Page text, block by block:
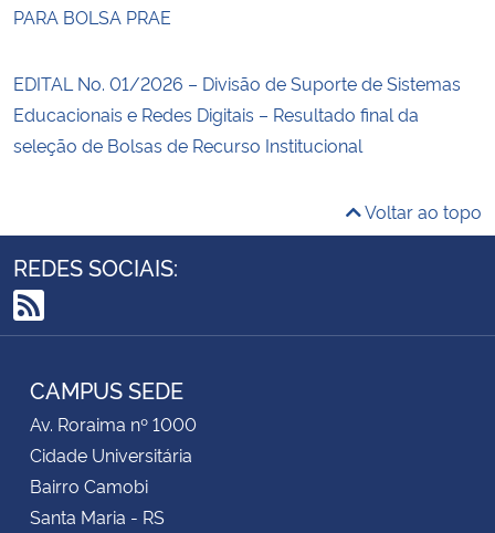
PARA BOLSA PRAE
EDITAL No. 01/2026 – Divisão de Suporte de Sistemas
Educacionais e Redes Digitais – Resultado final da
seleção de Bolsas de Recurso Institucional
Voltar ao topo
REDES SOCIAIS:
RSS
CAMPUS SEDE
Av. Roraima nº 1000
Cidade Universitária
Bairro Camobi
Santa Maria - RS